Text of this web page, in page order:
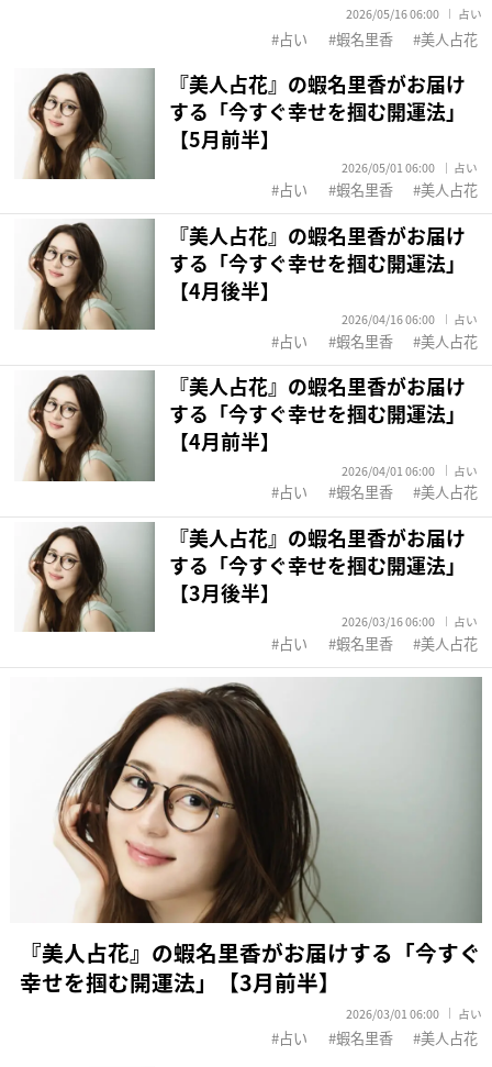
2026/05/16 06:00 占い
占い 蝦名里香 美人占花
『美人占花』の蝦名里香がお届け
する「今すぐ幸せを掴む開運法」
【5月前半】
2026/05/01 06:00 占い
占い 蝦名里香 美人占花
『美人占花』の蝦名里香がお届け
する「今すぐ幸せを掴む開運法」
【4月後半】
2026/04/16 06:00 占い
占い 蝦名里香 美人占花
『美人占花』の蝦名里香がお届け
する「今すぐ幸せを掴む開運法」
【4月前半】
2026/04/01 06:00 占い
占い 蝦名里香 美人占花
『美人占花』の蝦名里香がお届け
する「今すぐ幸せを掴む開運法」
【3月後半】
2026/03/16 06:00 占い
占い 蝦名里香 美人占花
『美人占花』の蝦名里香がお届けする「今すぐ
幸せを掴む開運法」【3月前半】
2026/03/01 06:00 占い
占い 蝦名里香 美人占花